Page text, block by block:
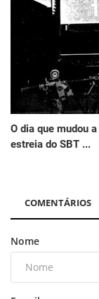
O dia que mudou
estreia do SBT ...
COMENTÁRIOS
Nome